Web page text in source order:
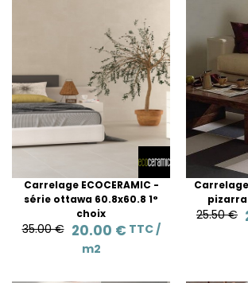
Carrelage ECOCERAMIC -
série ottawa 60.8x60.8 1°
choix
35.00 € 20.00 € TTC /
m2
Carrelage
pizarra
25.50 €